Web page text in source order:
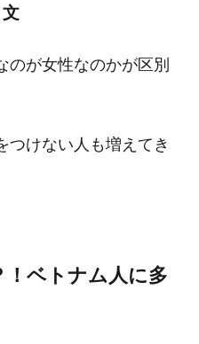
のが女性なのかが区別
つけない人も増えてき
ベトナム人に多